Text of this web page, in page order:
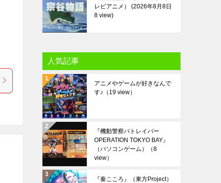
レビアニメ）
2026年8月8日
8 view
人気記事
アニメやゲームが好きなんで
す♪ （19 view）
『機動警察パトレイバー
OPERATION TOKYO BAY』
（パソコンゲーム）
（8
view）
『秦こころ』（東方Project）